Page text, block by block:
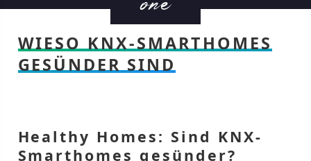
WIESO KNX-SMARTHOMES
GESÜNDER SIND
Healthy Homes: Sind KNX-
Smarthomes gesünder?